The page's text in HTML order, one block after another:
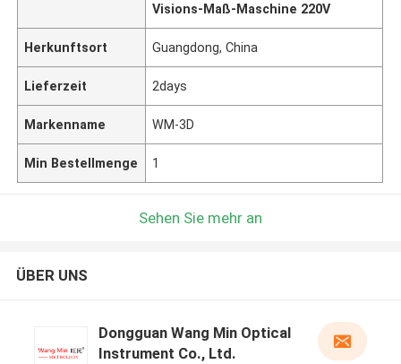
Visions-Maß-Maschine 220V
Herkunftsort Guangdong, China
Lieferzeit 2days
Markenname WM-3D
Min Bestellmenge 1
Sehen Sie mehr an
ÜBER UNS
Dongguan Wang Min Optical
Instrument Co., Ltd.